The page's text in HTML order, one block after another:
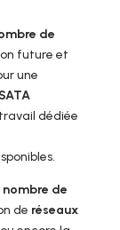
de
future et
une
dédiée
nombre de
de réseaux